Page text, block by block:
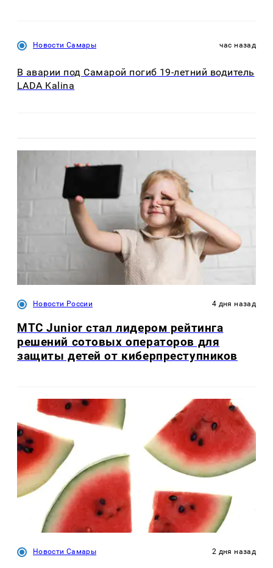
Новости Самары час назад
В аварии под Самарой погиб 19-летний водитель
LADA Kalina
Новости России 4 дня назад
МТС Junior стал лидером рейтинга
решений сотовых операторов для
защиты детей от киберпреступников
Новости Самары 2 дня назад